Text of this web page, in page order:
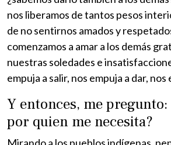
nos liberamos de tantos pesos
de no sentirnos amados y
comenzamos a amar a los demás
nuestras soledades e
empuja a salir, nos empuja a dar, nos
Y entonces, me pregunto:
por quien me necesita?
Mirando a los pueblos indígenas,